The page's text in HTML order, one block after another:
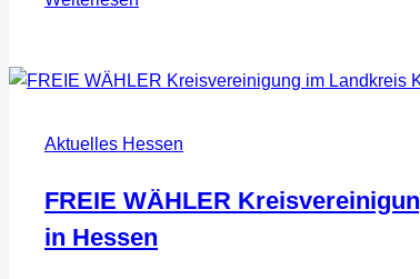
WÄHLER
Wilhelm
ruft
zum
Aktuelles Hessen
FREIE WÄHLER
in Hessen